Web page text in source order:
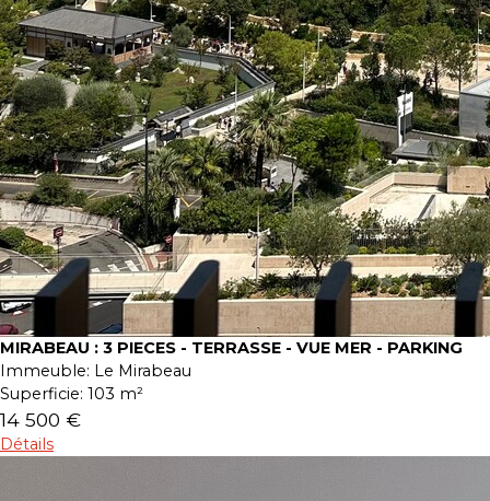
MIRABEAU : 3 PIECES - TERRASSE - VUE MER - PARKING
Immeuble: Le Mirabeau
Superficie: 103 m²
14 500 €
Détails